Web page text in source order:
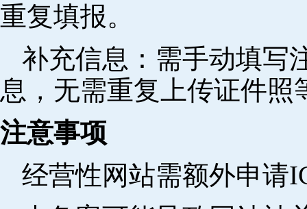
重复填报。
补充信息：需手动填写
息，无需重复上传证件照
注意事项
经营性网站需额外申请